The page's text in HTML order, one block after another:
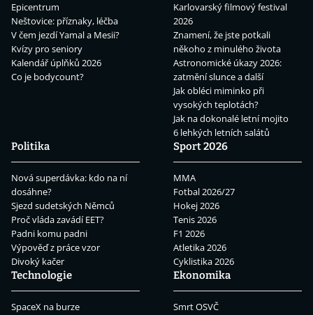
Epicentrum
Neštovice: příznaky, léčba
V čem jezdí Yamal a Mesii?
Kvízy pro seniory
Kalendář úplňků 2026
Co je bodycount?
Karlovarský filmový festival
2026
Znamení, že jste potkali
někoho z minulého života
Astronomické úkazy 2026:
zatmění slunce a další
Jak obléci miminko při
vysokých teplotách?
Jak na dokonalé letní mojito
6 lehkých letních salátů
Politika
Nová superdávka: kdo na ní
dosáhne?
Sjezd sudetských Němců
Proč vláda zavádí EET?
Padni komu padni
Výpověď z práce vzor
Divoký kačer
Sport 2026
MMA
Fotbal 2026/27
Hokej 2026
Tenis 2026
F1 2026
Atletika 2026
Cyklistika 2026
Technologie
SpaceX na burze
Ekonomika
Smrt OSVČ